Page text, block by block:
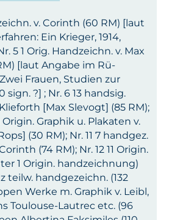
v. Corinth (60 RM) [laut
Ein Krieger, 1914,
5 1 Orig. Handzeichn. v. Max
[laut Angabe im Rü-
Frauen, Studien zur
sign. ?] ; Nr. 6 13 handsig.
[Max Slevogt] (85 RM);
Graphik u. Plakaten v.
(30 RM); Nr. 11 7 handgez.
(74 RM); Nr. 12 11 Origin.
1 Origin. handzeichnung)
teilw. handgezeichn. (132
Werke m. Graphik v. Leibl,
Toulouse-Lautrec etc. (96